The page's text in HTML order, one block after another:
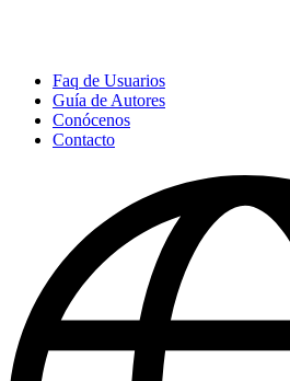
Faq de Usuarios
Guía de Autores
Conócenos
Contacto